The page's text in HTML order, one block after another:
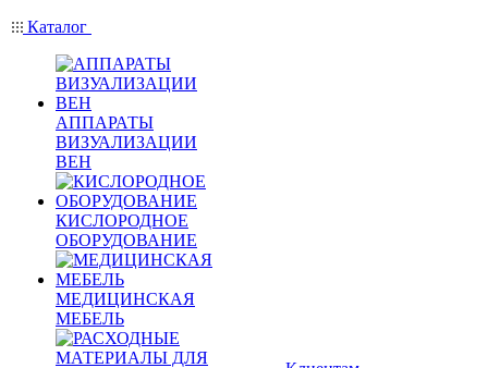
Каталог
АППАРАТЫ
ВИЗУАЛИЗАЦИИ
ВЕН
КИСЛОРОДНОЕ
ОБОРУДОВАНИЕ
МЕДИЦИНСКАЯ
МЕБЕЛЬ